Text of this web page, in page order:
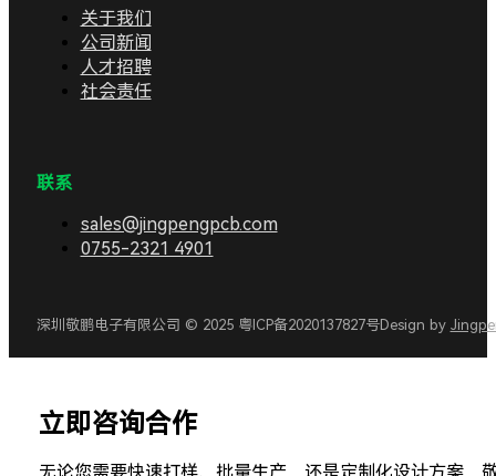
关于我们
公司新闻
人才招聘
社会责任
联系
sales@jingpengpcb.com
0755-2321 4901
深圳敬鹏电子有限公司 © 2025 粤ICP备2020137827号Design by
立即咨询合作